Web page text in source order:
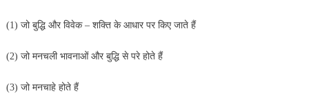
(1) जो बुद्धि और विवेक – शक्ति के आधार पर किए जाते हैं
(2) जो मनचली भावनाओं और बुद्धि से परे होते हैं
(3) जो मनचाहे होते हैं